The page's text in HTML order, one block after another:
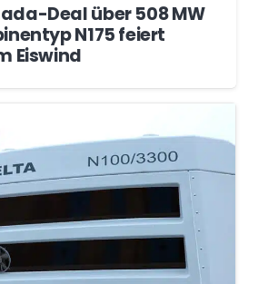
Deal über 508 MW
N175 feiert
Eiswind